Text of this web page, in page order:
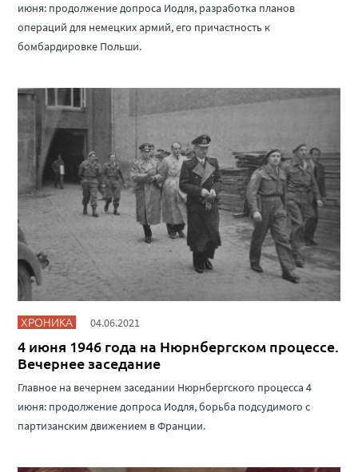
июня: продолжение допроса Иодля, разработка планов
операций для немецких армий, его причастность к
бомбардировке Польши.
ХРОНИКА 04.06.2021
4 июня 1946 года на Нюрнбергском процессе.
Вечернее заседание
Главное на вечернем заседании Нюрнбергского процесса 4
июня: продолжение допроса Иодля, борьба подсудимого с
партизанским движением в Франции.